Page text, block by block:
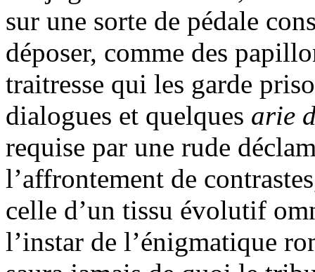
sur une sorte de pédale
déposer, comme des
traitresse qui les garde
dialogues et quelques arie
requise par une rude
l’affrontement de
celle d’un tissu évolutif
l’instar de l’énigmatique